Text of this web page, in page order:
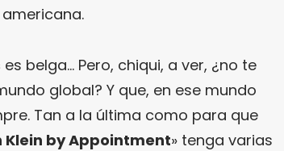
es belga… Pero, chiqui, a ver, ¿no te
global? Y que, en ese mundo
Tan a la última como para que
Klein by Appointment» tenga varias